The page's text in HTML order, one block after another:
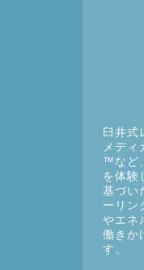
臼井式
メデ
™など
を体験
基づい
ーリン
やエネ
働きか
す。